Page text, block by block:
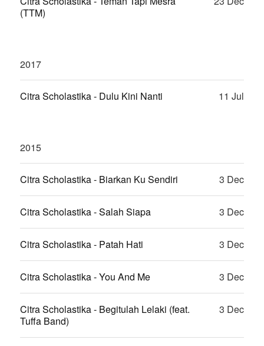
(TTM)
2017
Citra Scholastika - Dulu Kini Nanti 11 Jul
2015
Citra Scholastika - Biarkan Ku Sendiri 3 Dec
Citra Scholastika - Salah Siapa 3 Dec
Citra Scholastika - Patah Hati 3 Dec
Citra Scholastika - You And Me 3 Dec
Citra Scholastika - Begitulah Lelaki (feat.
Tuffa Band)
3 Dec